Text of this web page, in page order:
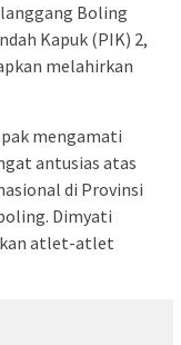
Boling
Kapuk (PIK) 2,
melahirkan
mengamati
antusias atas
di Provinsi
Dimyati
atlet-atlet